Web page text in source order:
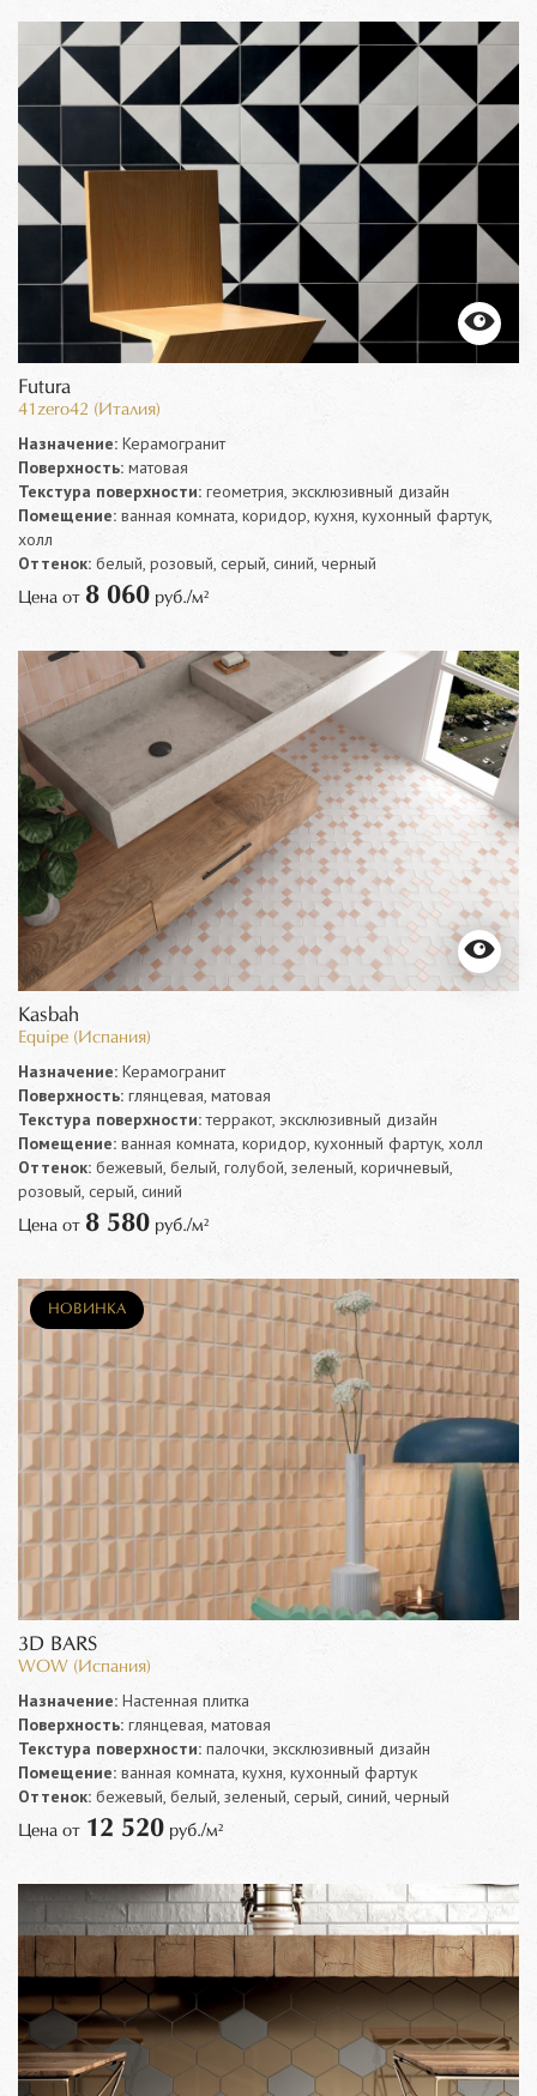
Futura
41zero42 (Италия)
Назначение: Керамогранит
Поверхность: матовая
Текстура поверхности: геометрия, эксклюзивный дизайн
Помещение: ванная комната, коридор, кухня, кухонный фартук,
холл
Оттенок: белый, розовый, серый, синий, черный
Цена от 8 060 руб./м²
Kasbah
Equipe (Испания)
Назначение: Керамогранит
Поверхность: глянцевая, матовая
Текстура поверхности:терракот, эксклюзивный дизайн
Помещение: ванная комната, коридор, кухонный фартук, холл
Оттенок: бежевый, белый, голубой, зеленый, коричневый,
розовый, серый, синий
Цена от 8 580 руб./м²
НОВИНКА
3D BARS
WOW (Испания)
Назначение: Настенная плитка
Поверхность: глянцевая, матовая
Текстура поверхности: палочки, эксклюзивный дизайн
Помещение: ванная комната, кухня, кухонный фартук
Оттенок: бежевый, белый, зеленый, серый, синий, черный
Цена от 12 520 руб./м²